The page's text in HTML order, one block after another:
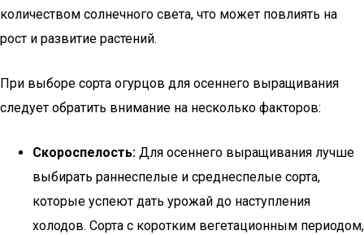
количеством солнечного света, что может повлиять на
рост и развитие растений.
При выборе сорта огурцов для осеннего выращивания
следует обратить внимание на несколько факторов:
Скороспелость: Для осеннего выращивания лучше
выбирать раннеспелые и среднеспелые сорта,
которые успеют дать урожай до наступления
холодов. Сорта с коротким вегетационным периодом,